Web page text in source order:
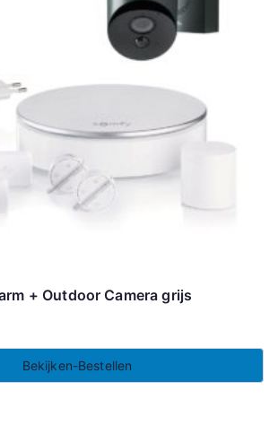
+ Outdoor Camera grijs
Bekijken-Bestellen